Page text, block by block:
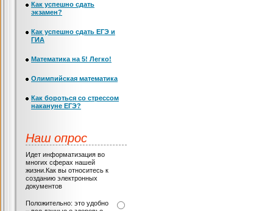
Как успешно сдать
экзамен?
Как успешно сдать ЕГЭ и
ГИА
Математика на 5! Легко!
Олимпийская математика
Как бороться со стрессом
накануне ЕГЭ?
Наш опрос
Идет информатизация во
многих сферах нашей
жизни.Как вы относитесь к
созданию электронных
документов
Положительно: это удобно